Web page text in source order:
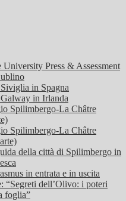
University Press & Assessment
in Spagna
in Irlanda
Spilimbergo-La Châtre
Spilimbergo-La Châtre
della città di Spilimbergo in
in entrata e in uscita
“Segreti dell’Olivo: i poteri
foglia”